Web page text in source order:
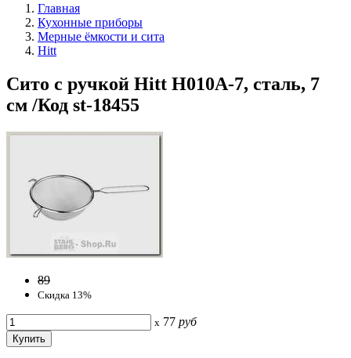
Главная
Кухонные приборы
Мерные ёмкости и сита
Hitt
Сито с ручкой Hitt H010A-7, сталь, 7
см /Код st-18455
89
Скидка 13%
x 77 руб